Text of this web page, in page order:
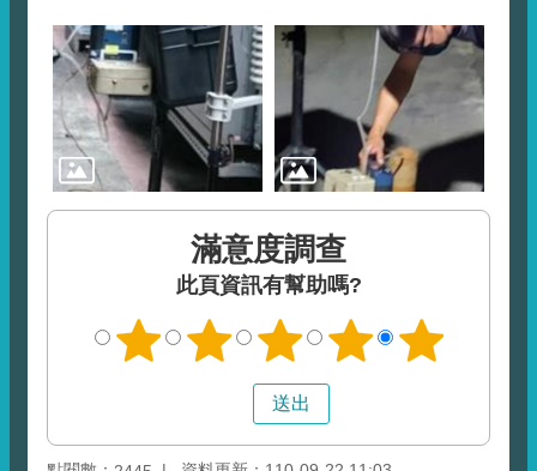
滿意度調查
此頁資訊有幫助嗎?